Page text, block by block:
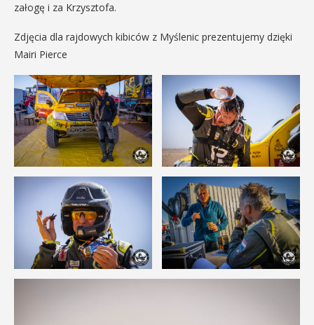
załogę i za Krzysztofa.
Zdjęcia dla rajdowych kibiców z Myślenic prezentujemy dzięki
Mairi Pierce